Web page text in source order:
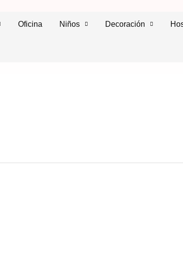
Oficina Niños Decoración